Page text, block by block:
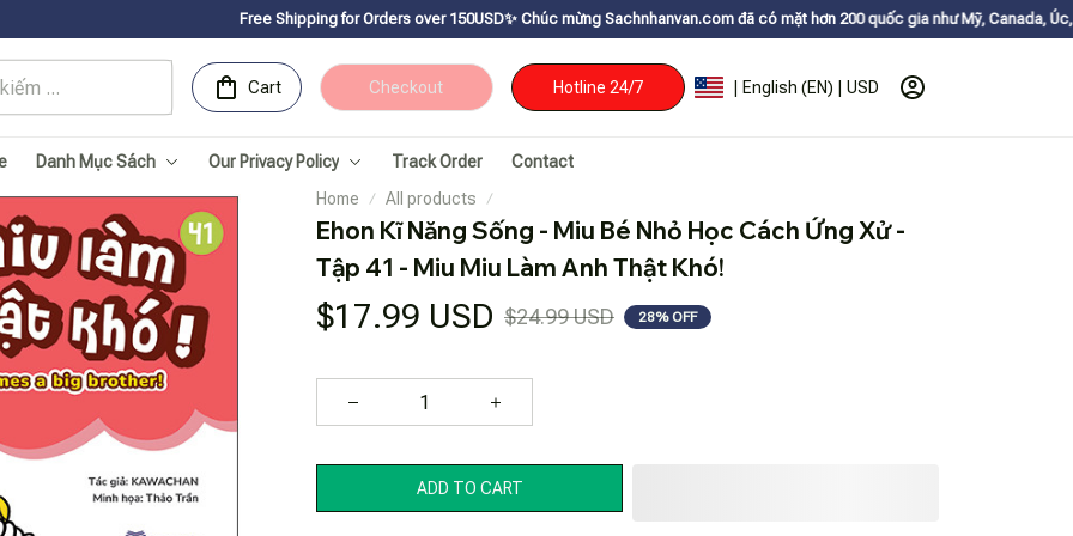
Free Shipping for Orders over 150USDㅤ✨ Chúc mừng Sachnhanvan.com đã có mặt hơn 200 quốc gia như Mỹ, Canada, Úc, Nhật, Hàn, và các
Cart Checkout Hotline 24/7 | English (EN) | USD
Danh Mục Sách Our Privacy Policy Track Order
Contact
Home
All products
Ehon Kĩ Năng Sống - Miu Bé Nhỏ Học Cách Ứng Xử -
Tập 41 - Miu Miu Làm Anh Thật Khó!
$17.99 USD $24.99 USD 28% OFF
ADD TO CART